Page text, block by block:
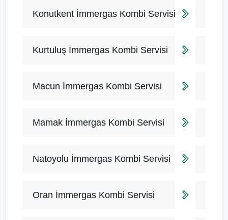
Konutkent İmmergas Kombi Servisi
Kurtuluş İmmergas Kombi Servisi
Macun İmmergas Kombi Servisi
Mamak İmmergas Kombi Servisi
Natoyolu İmmergas Kombi Servisi
Oran İmmergas Kombi Servisi